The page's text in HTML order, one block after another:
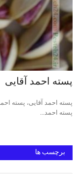
پسته احمد آقایی
پسته احمد آقایی، پسته
پسته احمد...
برچسب ها